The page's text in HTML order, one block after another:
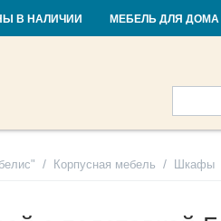
Контакты
В НАЛИЧИИ МЕБЕЛЬ ДЛЯ ДОМА
/ Корпусная мебель / Шкафы